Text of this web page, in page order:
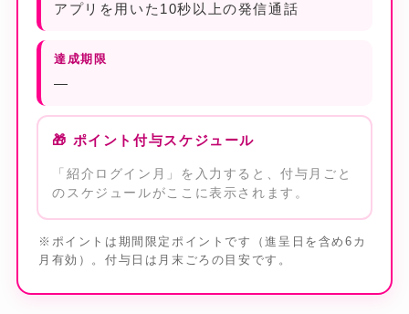
アプリを用いた10秒以上の発信通話
達成期限
—
🎁 ポイント付与スケジュール
「紹介ログイン月」を入力すると、付与月ごと
のスケジュールがここに表示されます。
※ポイントは期間限定ポイントです（進呈日を含め6カ
月有効）。付与日は月末ごろの目安です。